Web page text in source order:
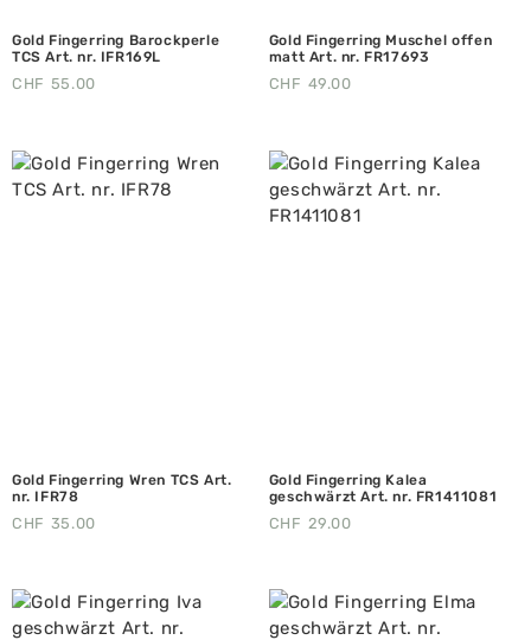
Gold Fingerring Barockperle
TCS Art. nr. IFR169L
CHF 55.00
Gold Fingerring Muschel offen
matt Art. nr. FR17693
CHF 49.00
Gold Fingerring Wren TCS Art.
nr. IFR78
CHF 35.00
Gold Fingerring Kalea
geschwärzt Art. nr. FR1411081
CHF 29.00